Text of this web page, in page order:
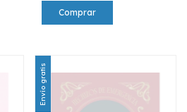
Envío gratis